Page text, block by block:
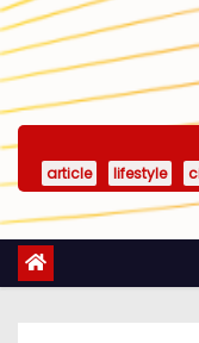
article lifestyle